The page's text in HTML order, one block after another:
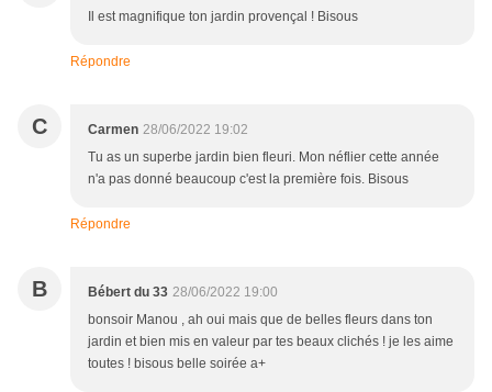
Il est magnifique ton jardin provençal ! Bisous
Répondre
C Carmen 28/06/2022 19:02
Tu as un superbe jardin bien fleuri. Mon néflier cette année
n'a pas donné beaucoup c'est la première fois. Bisous
Répondre
B Bébert du 33 28/06/2022 19:00
bonsoir Manou , ah oui mais que de belles fleurs dans ton
jardin et bien mis en valeur par tes beaux clichés ! je les aime
toutes ! bisous belle soirée a+